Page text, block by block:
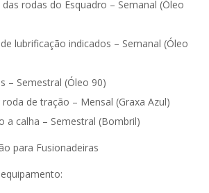
rodas do Esquadro – Semanal (Óleo
lubrificação indicados – Semanal (Óleo
– Semestral (Óleo 90)
de tração – Mensal (Graxa Azul)
a calha – Semestral (Bombril)
para Fusionadeiras